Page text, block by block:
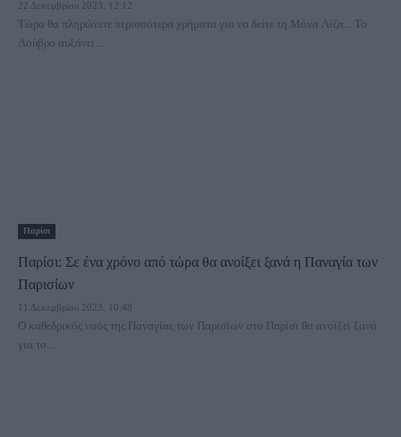
22 Δεκεμβρίου 2023, 12:12
Τώρα θα πληρώνετε περισσότερα χρήματα για να δείτε τη Μόνα Λίζα... Το
Λούβρο αυξάνει...
Παρίσι
Παρίσι: Σε ένα χρόνο από τώρα θα ανοίξει ξανά η Παναγία των
Παρισίων
11 Δεκεμβρίου 2023, 10:48
Ο καθεδρικός ναός της Παναγίας των Παρισίων στο Παρίσι θα ανοίξει ξανά
για το...